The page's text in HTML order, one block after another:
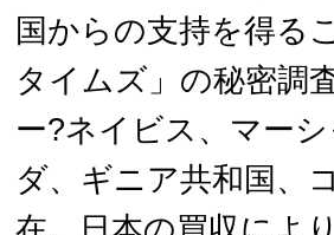
国からの支持を得る
タイムズ」の秘密調
ー?ネイビス、マー
ダ、ギニア共和国、